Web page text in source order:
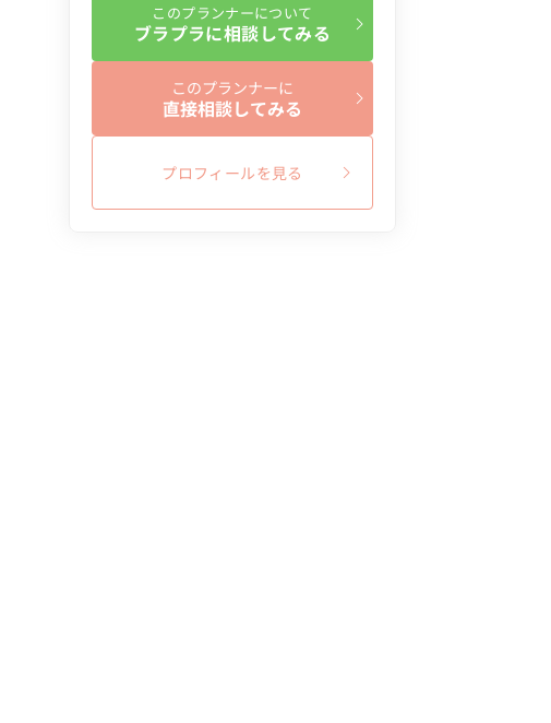
このプランナーについて
ブラプラに相談してみる
このプランナーに
直接相談してみる
プロフィールを見る